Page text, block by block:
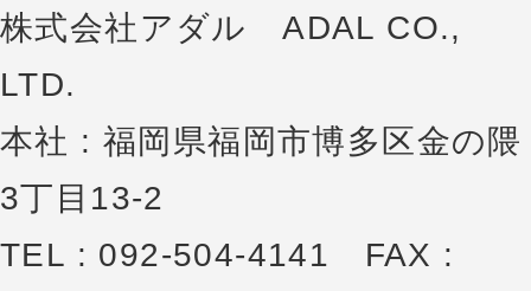
株式会社アダル ADAL CO.,
LTD.
本社 : 福岡県福岡市博多区金の隈
3丁目13-2
TEL : 092-504-4141 FAX :